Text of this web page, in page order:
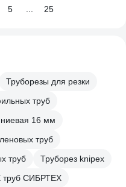
5 25
Труборезы для резки
труб
16 мм
труб
труб
Труборез knipex
труб СИБРТЕХ